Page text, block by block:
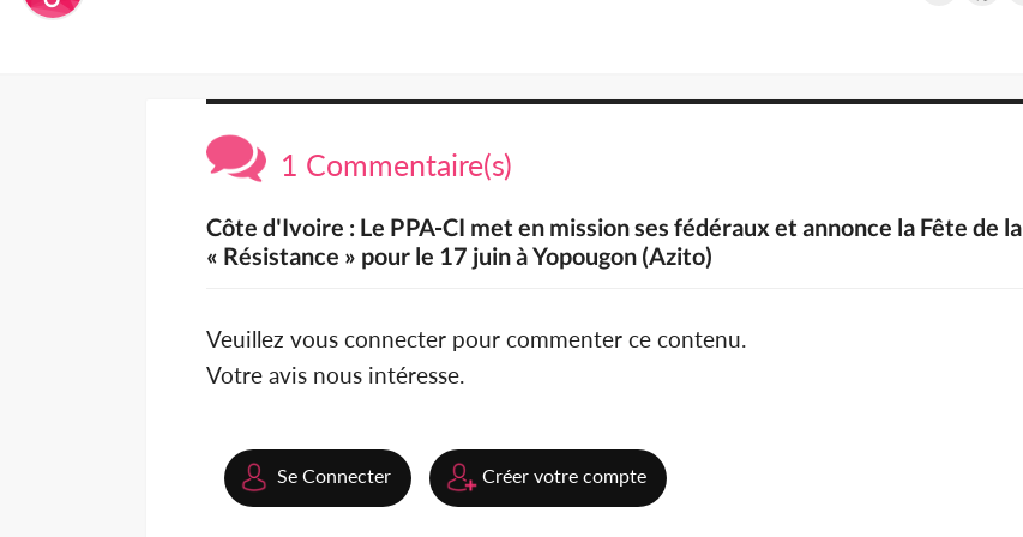
1 Commentaire(s)
Côte d'Ivoire : Le PPA-CI met en mission ses fédéraux et annonce la Fête de la
« Résistance » pour le 17 juin à Yopougon (Azito)
Veuillez vous connecter pour commenter ce contenu.
Votre avis nous intéresse.
Se Connecter Créer votre compte